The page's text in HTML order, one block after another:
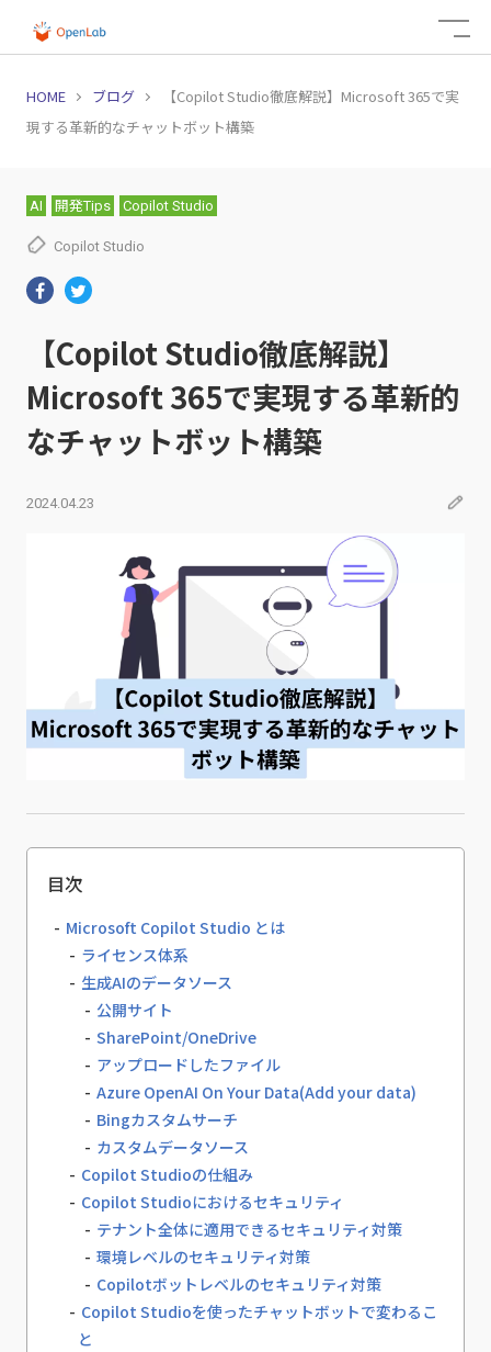
HOME ブログ
【Copilot Studio徹底解説】Microsoft 365で実
現する革新的なチャットボット構築
AI 開発Tips Copilot Studio
Copilot Studio
【Copilot Studio徹底解説】
Microsoft 365で実現する革新的
なチャットボット構築
2024.04.23
目次
Microsoft Copilot Studio とは
ライセンス体系
生成AIのデータソース
公開サイト
SharePoint/OneDrive
アップロードしたファイル
Azure OpenAI On Your Data(Add your data)
Bingカスタムサーチ
カスタムデータソース
Copilot Studioの仕組み
Copilot Studioにおけるセキュリティ
テナント全体に適用できるセキュリティ対策
環境レベルのセキュリティ対策
Copilotボットレベルのセキュリティ対策
Copilot Studioを使ったチャットボットで変わるこ
と